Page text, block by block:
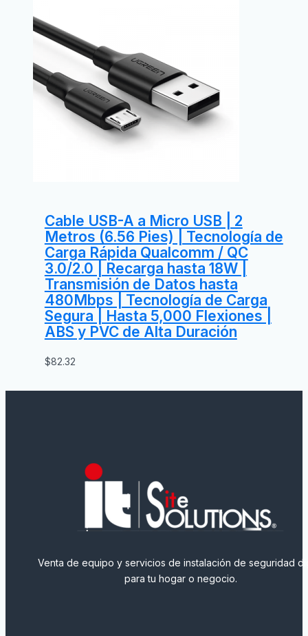
Cable USB-A a Micro USB | 2
Metros (6.56 Pies) | Tecnología de
Carga Rápida Qualcomm / QC
3.0/2.0 | Recarga hasta 18W |
Transmisión de Datos hasta
480Mbps | Tecnología de Carga
Segura | Hasta 5,000 Flexiones |
ABS y PVC de Alta Duración
$82.32
Venta de equipo y servicios de instalación de seguridad
para tu hogar o negocio.